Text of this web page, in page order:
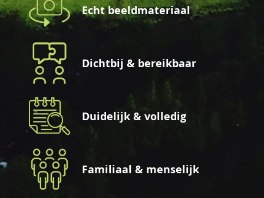
Echt beeldmateriaal
Dichtbij & bereikbaar
Duidelijk & volledig
Familiaal & menselijk